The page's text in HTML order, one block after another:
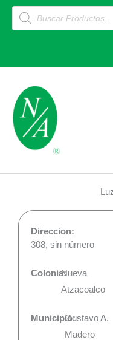
Products
search
Direccion:
308, sin número
Colonia:Nueva
Atzacoalco
Municipio:Gustavo A.
Madero